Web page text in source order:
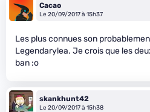
Cacao
Le 20/09/2017 à 15h37
Les plus connues son
Legendarylea. Je crois que les
ban :o
skankhunt42
Le 20/09/2017 à 15h38